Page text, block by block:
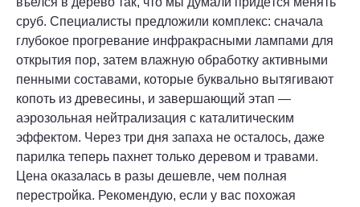
сруб. Специалисты предложили комплекс: сначала
глубокое прогревание инфракрасными лампами для
открытия пор, затем влажную обработку активными
пенными составами, которые буквально вытягивают
копоть из древесины, и завершающий этап —
аэрозольная нейтрализация с каталитическим
эффектом. Через три дня запаха не осталось, даже
парилка теперь пахнет только деревом и травами.
Цена оказалась в разы дешевле, чем полная
перестройка. Рекомендую, если у вас похожая